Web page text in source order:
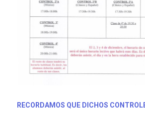
RECORDAMOS QUE DICHOS